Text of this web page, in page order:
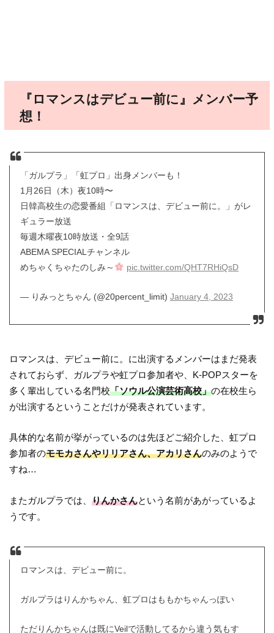
『ロマンスはデビュー前に』メンバー予
想！
「ガルプラ」「虹プロ」出身メンバーも！
1月26日（木）夜10時〜
日韓高校生の恋愛番組「ロマンスは、デビュー前に。」がレ
ギュラー放送
毎週木曜夜10時放送・全9話
ABEMA SPECIALチャンネル
めちゃくちゃたのしみ～
pic.twitter.com/QHT7RHiQsD
— りみっとちゃん (@20percent_limit) January 4, 2023
ロマンスは、デビュー前に。に出演するメンバーはまだ発表
されておらず、ガルプラや虹プロ参加者や、K-POPスターを
多く輩出している名門校「ソウル公演芸術高校」の在校生ら
が出演するということだけが発表されています。
具体的な名前が挙がっているのは先ほどご紹介した、虹プロ
参加者のモモカさんやリリアさん、アカリさんのみのようで
すね…
またガルプラでは、りんかさんという名前があがっているよ
うです。
ロマンスは、デビュー前に。
ガルプラはりんかちゃん、虹プロはももかちゃんっぽい
ただりんかちゃんは既にVeilで活動してるから違う気もす